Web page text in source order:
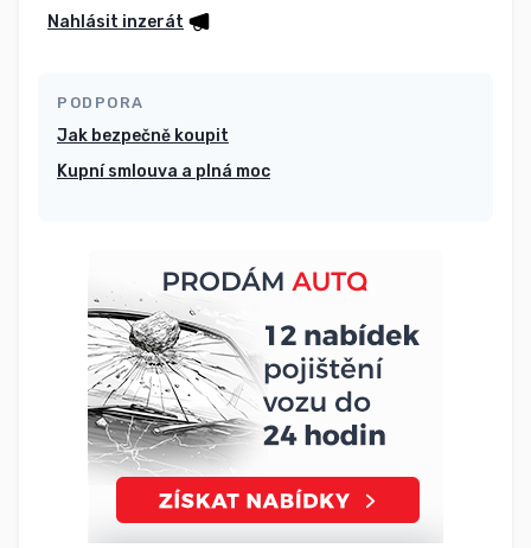
Nahlásit inzerát
PODPORA
Jak bezpečně koupit
Kupní smlouva a plná moc